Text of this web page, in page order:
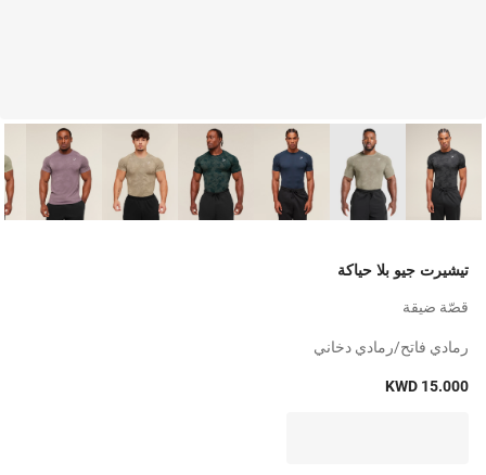
تيشيرت جيو بلا حياكة
قصّة ضيقة
رمادي فاتح/رمادي دخاني
KWD 15.000